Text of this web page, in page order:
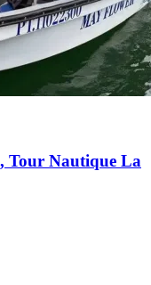
Tour Nautique La